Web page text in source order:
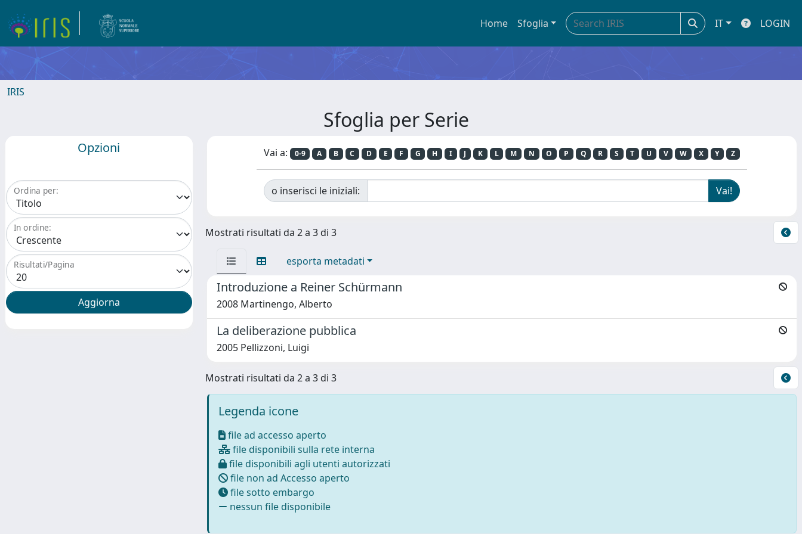
Home Sfoglia IT LOGIN
IRIS
Sfoglia per Serie
Opzioni
Ordina per:
In ordine:
Risultati/Pagina
Vai a: 0-9 A B C D E F G H I J K L M N O P Q R S T U V W X Y Z
o inserisci le iniziali:
Mostrati risultati da 2 a 3 di 3
esporta metadati
Introduzione a Reiner Schürmann
2008 Martinengo, Alberto
La deliberazione pubblica
2005 Pellizzoni, Luigi
Mostrati risultati da 2 a 3 di 3
Legenda icone
file ad accesso aperto
file disponibili sulla rete interna
file disponibili agli utenti autorizzati
file non ad Accesso aperto
file sotto embargo
nessun file disponibile